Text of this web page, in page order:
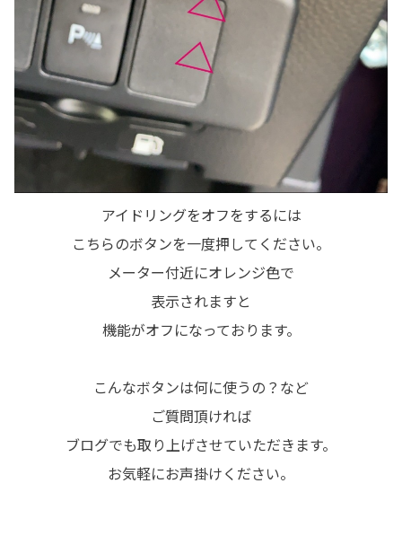
アイドリングをオフをするには
こちらのボタンを一度押してください。
メーター付近にオレンジ色で
表示されますと
機能がオフになっております。
こんなボタンは何に使うの？など
ご質問頂ければ
ブログでも取り上げさせていただきます。
お気軽にお声掛けください。